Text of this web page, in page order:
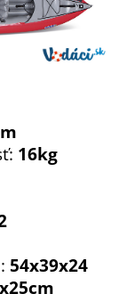
16kg
54x39x24